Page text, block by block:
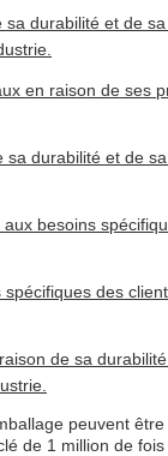
durabilité et de
en raison de ses
durabilité et de
besoins
des
de sa
peuvent
de 1 million de